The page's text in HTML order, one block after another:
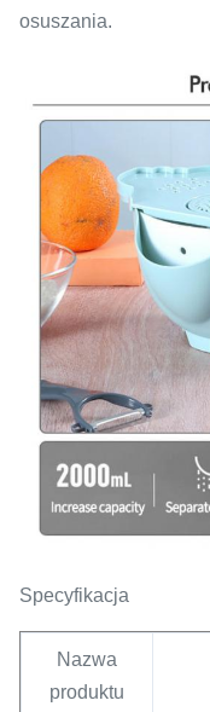
osuszania.
Specyfikacja
Nazwa
produktu